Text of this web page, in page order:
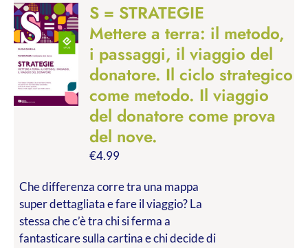
S = STRATEGIE
Mettere a terra: il metodo,
i passaggi, il viaggio del
donatore. Il ciclo strategico
come metodo. Il viaggio
del donatore come prova
del nove.
€4.99
Che differenza corre tra una mappa
super dettagliata e fare il viaggio? La
stessa che c’è tra chi si ferma a
fantasticare sulla cartina e chi decide di